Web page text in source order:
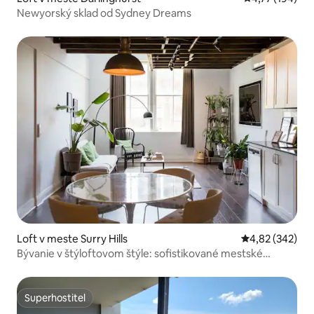
Newyorský sklad od Sydney Dreams
Loft v meste Surry Hills Priemerné
4,82 (342)
Bývanie v štýloftovom štýle: sofistikované mestské
Superhostiteľ
Superhostiteľ